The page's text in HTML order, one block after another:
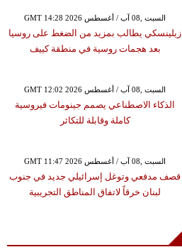
GMT 14:28 2026 السبت ,08 آب / أغسطس
زيلينسكي يطالب بمزيد من الضغط على روسيا
بعد هجمات روسية في منطقة كييف
GMT 12:02 2026 السبت ,08 آب / أغسطس
الذكاء الاصطناعي يصمم جينومات فيروسية
كاملة وقابلة للتكاثر
GMT 11:47 2026 السبت ,08 آب / أغسطس
قصف مدفعي وتوغل إسرائيلي جديد في جنوب
لبنان خرقاً لاتفاق المناطق التجريبية